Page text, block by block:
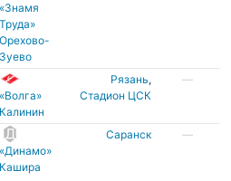
«Знамя
Труда»
Орехово-
Зуево
«Волга»
Калинин
Рязань,
Стадион ЦСК
—
«Динамо»
Кашира
Саранск —